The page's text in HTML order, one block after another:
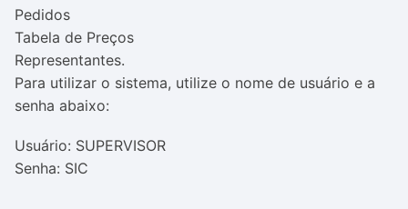
Pedidos
Tabela de Preços
Representantes.
Para utilizar o sistema, utilize o nome de usuário e a
senha abaixo:
Usuário: SUPERVISOR
Senha: SIC